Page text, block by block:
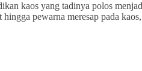
kaos yang tadinya polos
pewarna meresap pada